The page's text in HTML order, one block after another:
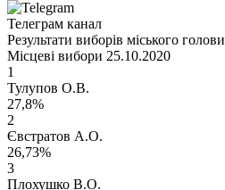
Телеграм канал
Результати виборів міського голови
Місцеві вибори 25.10.2020
1
Тулупов О.В.
27,8%
2
Євстратов А.О.
26,73%
3
Плохушко В.О.